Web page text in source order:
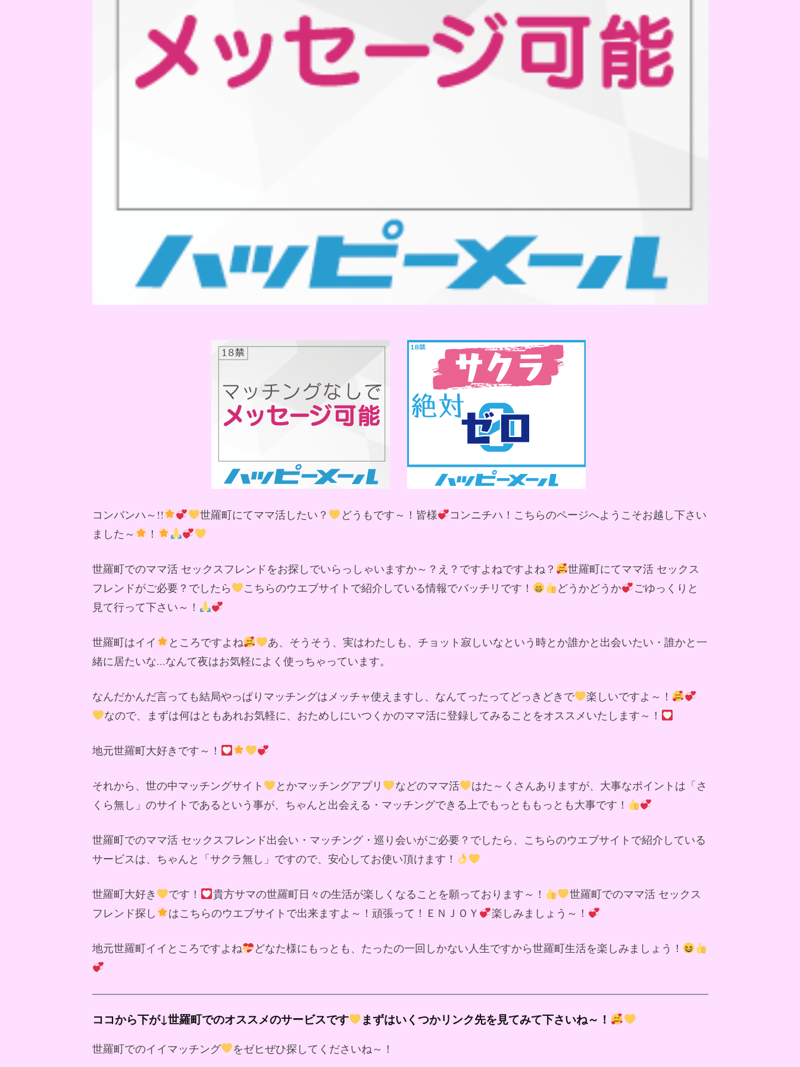
コンバンハ～!! 世羅町にてママ活したい？ どうもです～！皆様
コンニチハ！こちらのページへようこそお越し下さい
ました～
！
世羅町でのママ活 セックスフレンドをお探しでいらっしゃいますか～？え？ですよねですよね？
世羅町にてママ活 セックス
フレンドがご必要？でしたら
こちらのウエブサイトで紹介している情報でバッチリです！ どうかどうか
ごゆっくりと
見て行って下さい～！
世羅町はイイ ところですよね
あ、そうそう、実はわたしも、チョット寂しいなという時とか誰かと出会いたい・誰かと一
緒に居たいな...なんて夜はお気軽によく使っちゃっています。
なんだかんだ言っても結局やっぱりマッチングはメッチャ使えますし、なんてったってどっきどきで
楽しいですよ～！
なので、まずは何はともあれお気軽に、おためしにいつくかのママ活に登録してみることをオススメいたします～！
地元世羅町大好きです～！
それから、世の中マッチングサイト とかマッチングアプリ などのママ活
はた～くさんありますが、大事なポイントは「さ
くら無し」のサイトであるという事が、ちゃんと出会える・マッチングできる上でもっとももっとも大事です！
世羅町でのママ活 セックスフレンド出会い・マッチング・巡り会いがご必要？でしたら、こちらのウエブサイトで紹介している
サービスは、ちゃんと「サクラ無し」ですので、安心してお使い頂けます！
世羅町大好き です！ 貴方サマの世羅町日々の生活が楽しくなることを願っております～！
世羅町でのママ活 セックス
フレンド探し
はこちらのウエブサイトで出来ますよ～！頑張って！ＥＮＪＯＹ 楽しみましょう～！
地元世羅町イイところですよね どなた様にもっとも、たったの一回しかない人生ですから世羅町生活を楽しみましょう！
ココから下が↓世羅町でのオススメのサービスです まずはいくつかリンク先を見てみて下さいね～！
世羅町でのイイマッチング をゼヒぜひ探してくださいね～！